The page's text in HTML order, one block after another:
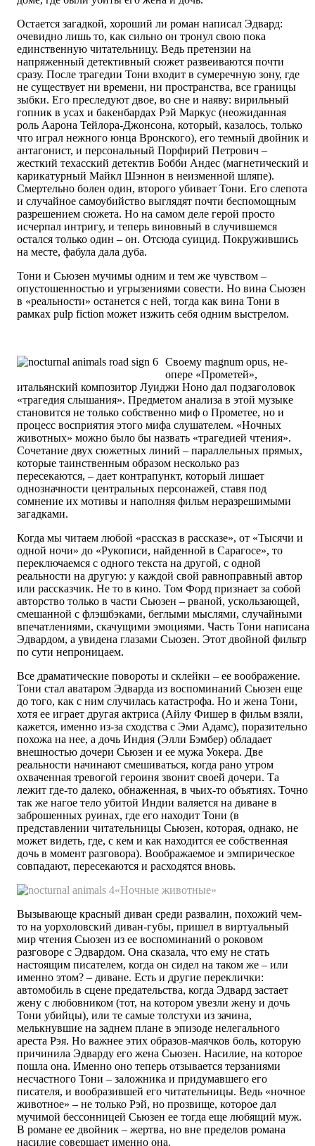
Остается загадкой, хороший ли роман написал Эдвард:
очевидно лишь то, как сильно он тронул свою пока
единственную читательницу. Ведь претензии на
напряженный детективный сюжет развеиваются почти
сразу. После трагедии Тони входит в сумеречную зону, где
не существует ни времени, ни пространства, все границы
зыбки. Его преследуют двое, во сне и наяву: вирильный
гопник в усах и бакенбардах Рэй Маркус (неожиданная
роль Аарона Тейлора-Джонсона, который, казалось, только
что играл нежного юнца Вронского), его темный двойник и
антагонист, и персональный Порфирий Петрович –
жесткий техасский детектив Бобби Андес (магнетический и
карикатурный Майкл Шэннон в неизменной шляпе).
Смертельно болен один, второго убивает Тони. Его слепота
и случайное самоубийство выглядят почти беспомощным
разрешением сюжета. Но на самом деле герой просто
исчерпал интригу, и теперь виновный в случившемся
остался только один – он. Отсюда суицид. Покружившись
на месте, фабула дала дуба.
Тони и Сьюзен мучимы одним и тем же чувством –
опустошенностью и угрызениями совести. Но вина Сьюзен
в «реальности» останется с ней, тогда как вина Тони в
рамках pulp fiction может изжить себя одним выстрелом.
Своему magnum opus, не-
опере «Прометей»,
итальянский композитор Луиджи Ноно дал подзаголовок
«трагедия слышания». Предметом анализа в этой музыке
становится не только собственно миф о Прометее, но и
процесс восприятия этого мифа слушателем. «Ночных
животных» можно было бы назвать «трагедией чтения».
Сочетание двух сюжетных линий – параллельных прямых,
которые таинственным образом несколько раз
пересекаются, – дает контрапункт, который лишает
однозначности центральных персонажей, ставя под
сомнение их мотивы и наполняя фильм неразрешимыми
загадками.
Когда мы читаем любой «рассказ в рассказе», от «Тысячи и
одной ночи» до «Рукописи, найденной в Сарагосе», то
переключаемся с одного текста на другой, с одной
реальности на другую: у каждой свой равноправный автор
или рассказчик. Не то в кино. Том Форд признает за собой
авторство только в части Сьюзен – рваной, ускользающей,
смешанной с флэшбэками, беглыми мыслями, случайными
впечатлениями, скачущими эмоциями. Часть Тони написана
Эдвардом, а увидена глазами Сьюзен. Этот двойной фильтр
по сути непроницаем.
Все драматические повороты и склейки – ее воображение.
Тони стал аватаром Эдварда из воспоминаний Сьюзен еще
до того, как с ним случилась катастрофа. Но и жена Тони,
хотя ее играет другая актриса (Айлу Фишер в фильм взяли,
кажется, именно из-за сходства с Эми Адамс), поразительно
похожа на нее, а дочь Индия (Элли Бэмбер) обладает
внешностью дочери Сьюзен и ее мужа Уокера. Две
реальности начинают смешиваться, когда рано утром
охваченная тревогой героиня звонит своей дочери. Та
лежит где-то далеко, обнаженная, в чьих-то объятиях. Точно
так же нагое тело убитой Индии валяется на диване в
заброшенных руинах, где его находит Тони (в
представлении читательницы Сьюзен, которая, однако, не
может видеть, где, с кем и как находится ее собственная
дочь в момент разговора). Воображаемое и эмпирическое
совпадают, пересекаются и расходятся вновь.
«Ночные животные»
Вызывающе красный диван среди развалин, похожий чем-
то на уорхоловский диван-губы, пришел в виртуальный
мир чтения Сьюзен из ее воспоминаний о роковом
разговоре с Эдвардом. Она сказала, что ему не стать
настоящим писателем, когда он сидел на таком же – или
именно этом? – диване. Есть и другие переклички:
автомобиль в сцене предательства, когда Эдвард застает
жену с любовником (тот, на котором увезли жену и дочь
Тони убийцы), или те самые толстухи из зачина,
мелькнувшие на заднем плане в эпизоде нелегального
ареста Рэя. Но важнее этих образов-маячков боль, которую
причинила Эдварду его жена Сьюзен. Насилие, на которое
пошла она. Именно оно теперь отзывается терзаниями
несчастного Тони – заложника и придумавшего его
писателя, и вообразившей его читательницы. Ведь «ночное
животное» – не только Рэй, но прозвище, которое дал
мучимой бессонницей Сьюзен ее тогда еще любящий муж.
В романе ее двойник – жертва, но вне пределов романа
насилие совершает именно она.